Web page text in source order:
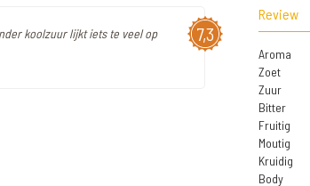
7,3
koolzuur lijkt iets te veel op
Review
Aroma
Zoet
Zuur
Bitter
Fruitig
Moutig
Kruidig
Body